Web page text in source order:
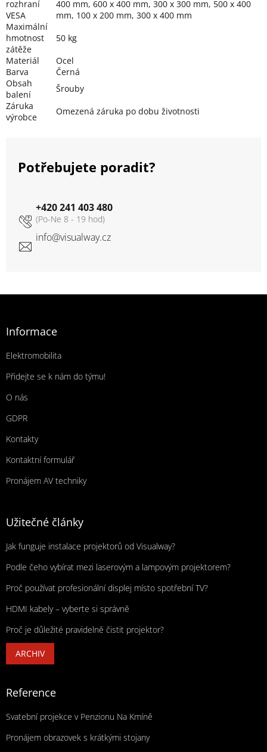
rozhraní
VESA
400 mm, 600 x 400 mm, 300 x 300 mm, 500 x 400
mm, 100 x 200 mm, 300 x 400 mm
Maximální
hmotnost
zátěže
50 kg
Materiál
Ocel
Barva
Černá
Obsah
balení
Šrouby
Záruka
výrobce
Omezená záruka po dobu životnosti
Potřebujete poradit?
info@visualway.cz
+420 241 403 480
Informace
Elektromobilita
Přidejte se k nám do týmu!
O nás
GDPR
Kontakty
Kontaktní formulář
Pronájem AV techniky
Užitečné články
Jak funguje instalace projektorů od Visualway?
Podle čeho vybírat mezi laserovým a lampovým projektorem?
Proč používat profesionální displej místo spotřební TV?
HDMI kabely – vyberte si správně
Proč je důležité pravidelně čistit projektor?
ARCHIV
Reference
Svatební projekce v Penzionu Na Kmíně
Pronájem obrazovek s krátkými stojany